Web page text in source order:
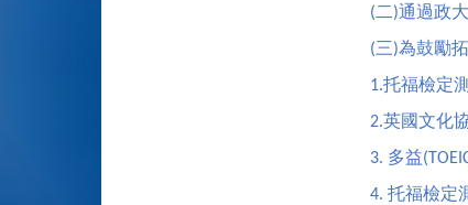
(二)通過政
(三)為鼓勵
1.托福檢定
2.英國文化
3. 多益
4. 托福檢定